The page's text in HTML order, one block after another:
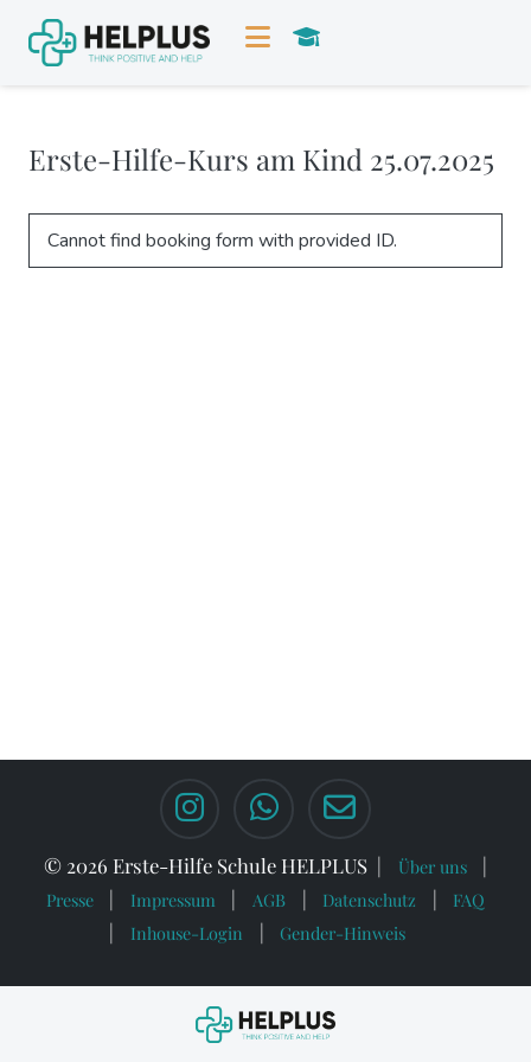
Erste-Hilfe-Kurs am Kind 25.07.2025
Cannot find booking form with provided ID.
© 2026 Erste-Hilfe Schule HELPLUS
Über uns
Presse
Impressum AGB Datenschutz
FAQ
Inhouse-Login
Gender-Hinweis